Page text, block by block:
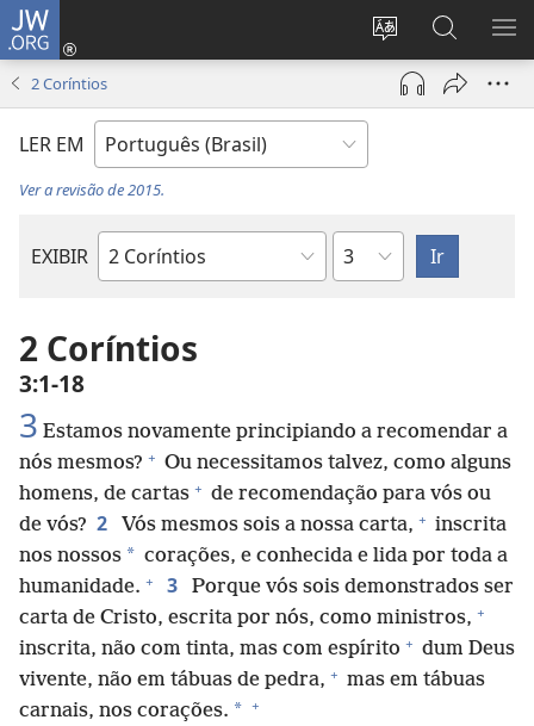
JW.ORG
Mudar
idioma
Log
(abre
janela)
Buscar
no
JW.ORG
2 Coríntios
LER EM
Ver a revisão de 2015.
EXIBIR
Livro
Capítulo
2 Coríntios
3:1-18
3 Estamos novamente principiando a recomendar a
nós mesmos? + Ou necessitamos talvez, como alguns
homens, de cartas + de recomendação para vós ou
de vós? 2 Vós mesmos sois a nossa carta, + inscrita
nos nossos * corações, e conhecida e lida por toda a
humanidade. + 3
Porque vós sois demonstrados ser
carta de Cristo, escrita por nós, como ministros, +
inscrita, não com tinta, mas com espírito + dum Deus
vivente, não em tábuas de pedra, + mas em tábuas
carnais, nos corações. * +